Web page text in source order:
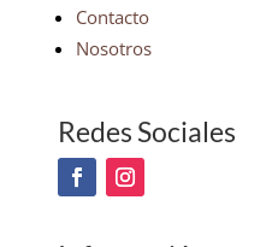
Contacto
Nosotros
Redes Sociales